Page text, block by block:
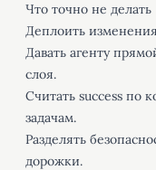
Что точно не делать
Деплоить
Давать агенту
слоя.
Считать success по
задачам.
Разделять
дорожки.